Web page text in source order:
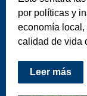
por políticas y
economía local,
calidad de vida
Leer más